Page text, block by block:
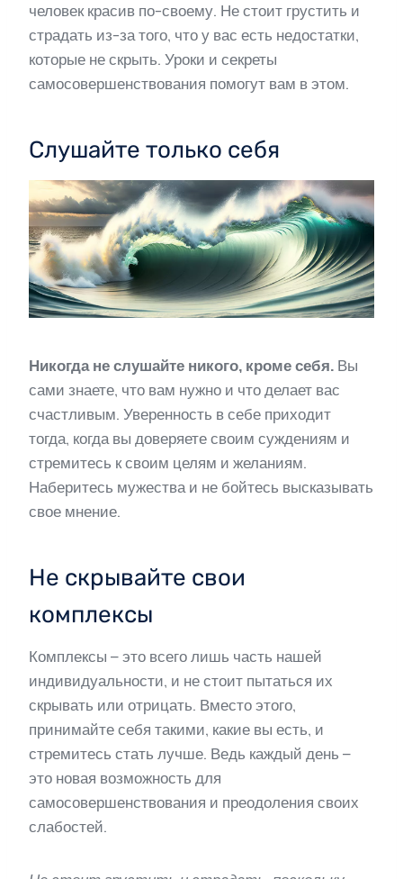
человек красив по-своему. Не стоит грустить и
страдать из-за того, что у вас есть недостатки,
которые не скрыть. Уроки и секреты
самосовершенствования помогут вам в этом.
Слушайте только себя
Никогда не слушайте никого, кроме себя. Вы
сами знаете, что вам нужно и что делает вас
счастливым. Уверенность в себе приходит
тогда, когда вы доверяете своим суждениям и
стремитесь к своим целям и желаниям.
Наберитесь мужества и не бойтесь высказывать
свое мнение.
Не скрывайте свои
комплексы
Комплексы – это всего лишь часть нашей
индивидуальности, и не стоит пытаться их
скрывать или отрицать. Вместо этого,
принимайте себя такими, какие вы есть, и
стремитесь стать лучше. Ведь каждый день –
это новая возможность для
самосовершенствования и преодоления своих
слабостей.